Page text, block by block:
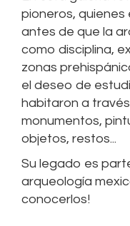
pioneros, quienes
antes de que la
como disciplina,
zonas
el deseo de
habitaron a
monumentos,
objetos, restos...
Su legado es
arqueología
conocerlos!